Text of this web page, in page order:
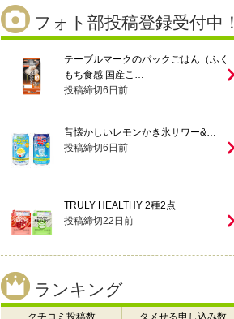
フォト部投稿登録受付中！
テーブルマークのパックごはん（ふく
もち食感 国産こ…
投稿締切6 日前
昔懐かしいレモンかき氷サワー&…
投稿締切6 日前
TRULY HEALTHY 2種2点
投稿締切22 日前
ランキング
クチコミ投稿数
タメせる申し込み数